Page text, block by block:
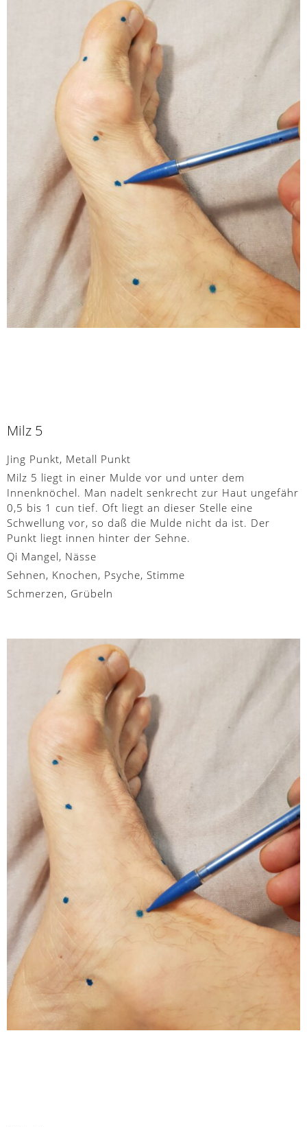
Milz 5
Jing Punkt, Metall Punkt
Milz 5 liegt in einer Mulde vor und unter dem
Innenknöchel. Man nadelt senkrecht zur Haut ungefähr
0,5 bis 1 cun tief. Oft liegt an dieser Stelle eine
Schwellung vor, so daß die Mulde nicht da ist. Der
Punkt liegt innen hinter der Sehne.
Qi Mangel, Nässe
Sehnen, Knochen, Psyche, Stimme
Schmerzen, Grübeln